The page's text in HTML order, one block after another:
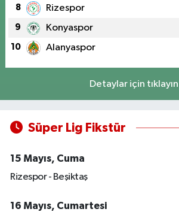
8 Rizespor
9 Konyaspor
10 Alanyaspor
Detaylar için tıklayın
Süper Lig Fikstür
15 Mayıs, Cuma
Rizespor - Beşiktaş
16 Mayıs, Cumartesi